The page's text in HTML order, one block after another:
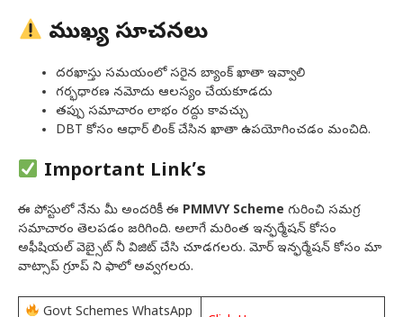
ముఖ్య సూచనలు
దరఖాస్తు సమయంలో సరైన బ్యాంక్ ఖాతా ఇవ్వాలి
గర్భధారణ నమోదు ఆలస్యం చేయకూడదు
తప్పు సమాచారం లాభం రద్దు కావచ్చు
DBT కోసం ఆధార్ లింక్ చేసిన ఖాతా ఉపయోగించడం మంచిది.
Important Link’s
ఈ పోస్టులో నేను మీ అందరికీ ఈ PMMVY Scheme గురించి సమగ్ర
సమాచారం తెలపడం జరిగింది. అలాగే మరింత ఇన్ఫర్మేషన్ కోసం
అఫీషియల్ వెబ్సైట్ నీ విజిట్ చేసి చూడగలరు. మోర్ ఇన్ఫర్మేషన్ కోసం మా
వాట్సాప్ గ్రూప్ ని ఫాలో అవ్వగలరు.
Govt Schemes WhatsApp